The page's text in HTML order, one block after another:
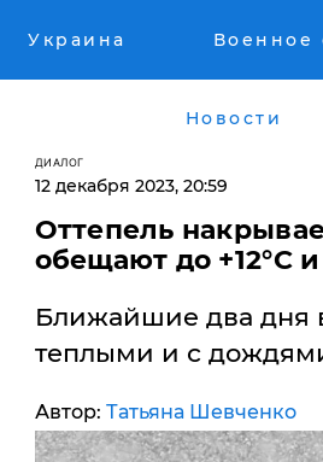
Украина Военное
Новости
ДИАЛОГ
12 декабря 2023, 20:59
​Оттепель
обещают до +12°C
Ближайшие два дня
теплыми и с
Автор: Татьяна Шевченко